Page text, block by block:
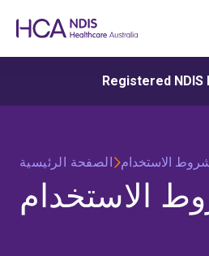
Registered
الصفحة الرئيسية الاستخدام
الاستخدام